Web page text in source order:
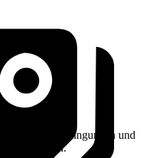
Rückgabebedingungen und